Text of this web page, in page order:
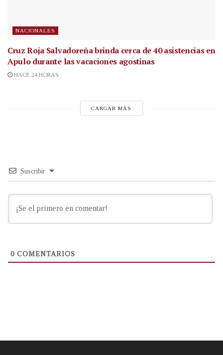
NACIONALES
Cruz Roja Salvadoreña brinda cerca de 40 asistencias en
Apulo durante las vacaciones agostinas
HACE 24 HORAS
CARGAR MÁS
Suscribir
0 COMENTARIOS